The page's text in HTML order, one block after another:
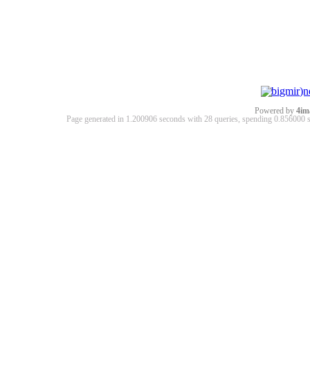
Powered by
Page generated in 1.200906 seconds with 28 queries, spending